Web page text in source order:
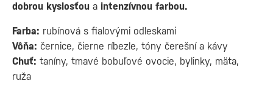
dobrou kyslosťou a intenzívnou farbou.
Farba: rubínová s fialovými odleskami
Vôňa: černice, čierne ríbezle, tóny čerešní a kávy
Chuť: taníny, tmavé bobuľové ovocie, bylinky, mäta,
ruža